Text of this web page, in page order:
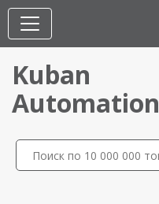
Kuban
Automation